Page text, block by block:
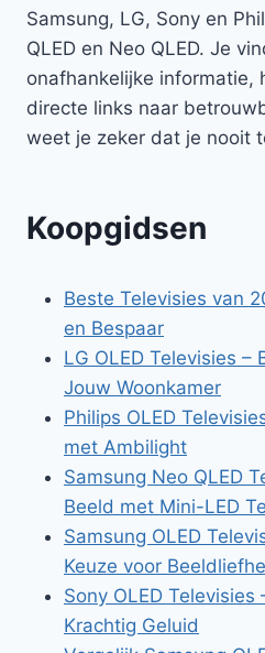
Samsung, LG, Sony en
QLED en Neo QLED. Je
onafhankelijke informatie,
directe links naar
weet je zeker dat je nooit
Koopgidsen
Beste Televisies van
en Bespaar
LG OLED Televisies –
Jouw Woonkamer
Philips OLED
met Ambilight
Samsung Neo QLED
Beeld met Mini-LED
Samsung OLED
Keuze voor
Sony OLED
Krachtig Geluid